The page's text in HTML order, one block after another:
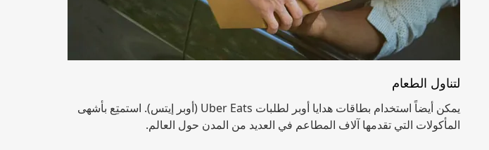
لتناول الطعام
يمكن أيضاً استخدام بطاقات هدايا أوبر لطلبات Uber Eats (أوبر إيتس). استمتِع بأشهى
المأكولات التي تقدمها آلاف المطاعم في العديد من المدن حول العالم.